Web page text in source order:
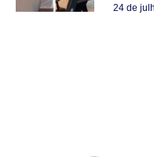
24 de